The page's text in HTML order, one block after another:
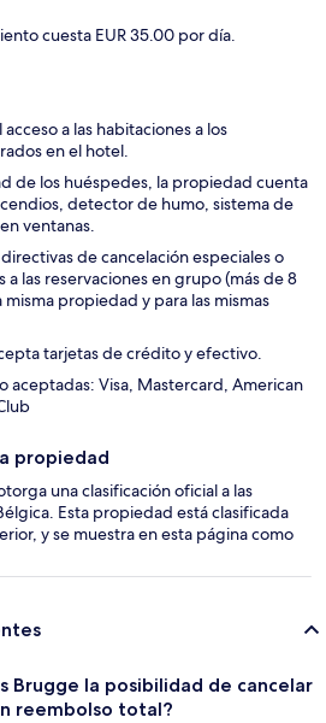
cuesta EUR 35.00 por día.
a las habitaciones a los
en el hotel.
de los huéspedes, la propiedad cuenta
detector de humo, sistema de
ventanas.
de cancelación especiales o
a las reservaciones en grupo (más de 8
misma propiedad y para las mismas
tarjetas de crédito y efectivo.
aceptadas: Visa, Mastercard, American
propiedad
una clasificación oficial a las
Esta propiedad está clasificada
y se muestra en esta página como
Brugge la posibilidad de cancelar
reembolso total?